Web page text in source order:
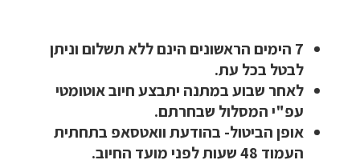
7 הימים הראשונים הינם ללא תשלום וניתן
לבטל בכל עת.
לאחר שבוע במתנה יתבצע חיוב אוטומטי
עפ"י המסלול שבחרתם.
אופן הביטול- בהודעת וואטסאפ בתחתית
העמוד 48 שעות לפני מועד החיוב.